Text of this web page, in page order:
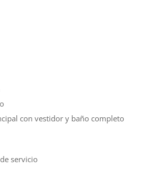
con vestidor y baño completo
servicio